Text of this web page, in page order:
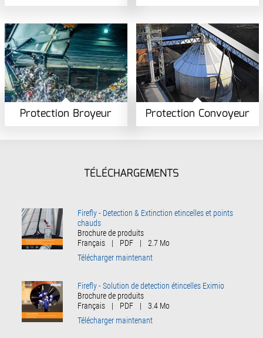
Protection Broyeur Protection Convoyeur
TÉLÉCHARGEMENTS
Firefly - Detection & Extinction etincelles et points
chauds
Brochure de produits
Français
| PDF |
2.7 Mo
Télécharger maintenant
Firefly - Solution de detection étincelles Eximio
Brochure de produits
Français
| PDF |
3.4 Mo
Télécharger maintenant